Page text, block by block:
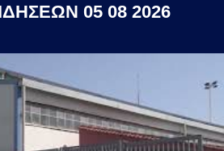
05 08 2026